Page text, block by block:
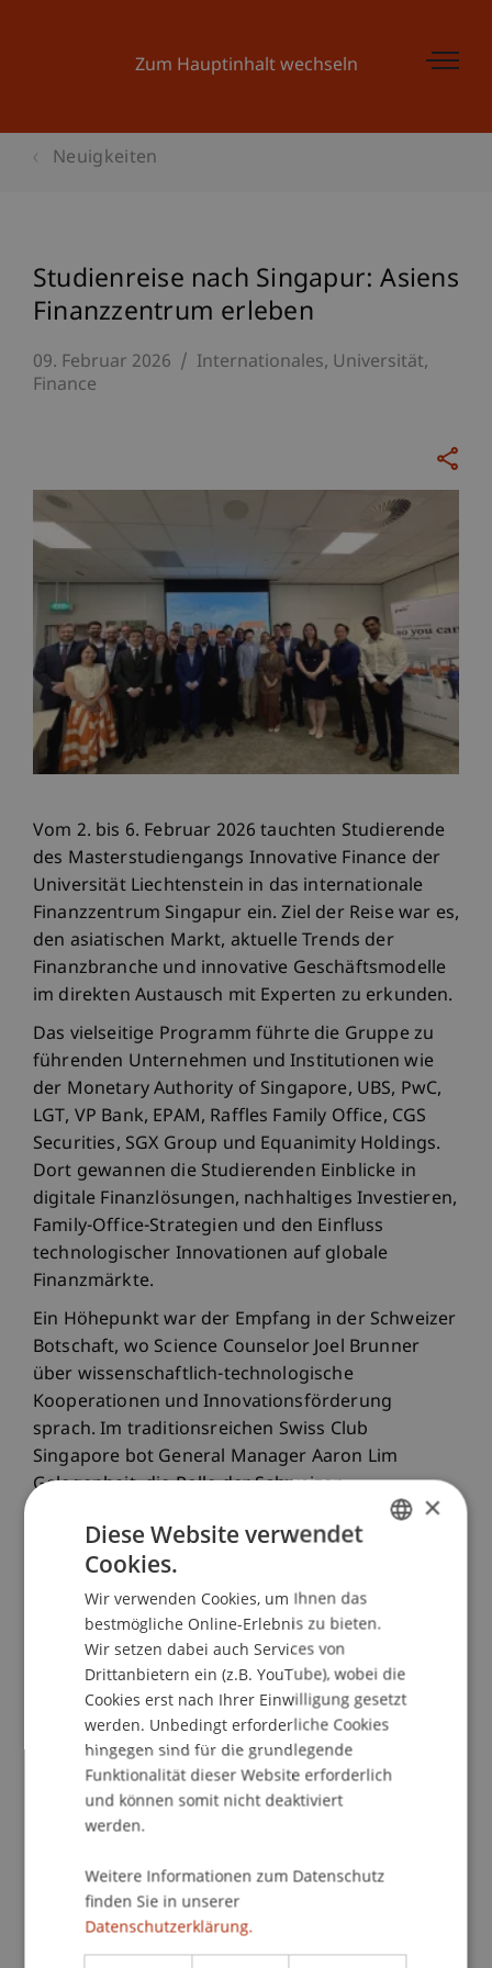
Zum Hauptinhalt wechseln
Neuigkeiten
Studienreise nach Singapur: Asiens
Finanzzentrum erleben
09. Februar 2026 Internationales Universität
Finance
Vom 2. bis 6. Februar 2026 tauchten Studierende
des Masterstudiengangs Innovative Finance der
Universität Liechtenstein in das internationale
Finanzzentrum Singapur ein. Ziel der Reise war es,
den asiatischen Markt, aktuelle Trends der
Finanzbranche und innovative Geschäftsmodelle
im direkten Austausch mit Experten zu erkunden.
Das vielseitige Programm führte die Gruppe zu
führenden Unternehmen und Institutionen wie
der Monetary Authority of Singapore, UBS, PwC,
LGT, VP Bank, EPAM, Raffles Family Office, CGS
Securities, SGX Group und Equanimity Holdings.
Dort gewannen die Studierenden Einblicke in
digitale Finanzlösungen, nachhaltiges Investieren,
Family-Office-Strategien und den Einfluss
technologischer Innovationen auf globale
Finanzmärkte.
Ein Höhepunkt war der Empfang in der Schweizer
Botschaft, wo Science Counselor Joel Brunner
über wissenschaftlich-technologische
Kooperationen und Innovationsförderung
sprach. Im traditionsreichen Swiss Club
Singapore bot General Manager Aaron Lim
Gelegenheit, die Rolle der Schweizer
Gemeinschaft in Singapur zu beleuchten. Den
Abschluss bildete ein Treffen mit Gerald Ong,
dem Honorarkonsul der Schweiz, der die
wirtschaftlichen Verbindungen zwischen beiden
Ländern erläuterte.
Trotz des dichten Programms blieb Raum für
Networking und interkulturelle Eindrücke – ganz
im Sinne des praxisnahen Lernansatzes des
Masterprogramms. Die Teilnehmenden kehrten
mit frischen Perspektiven, wertvollen Kontakten
und einem geschärften Blick auf die Chancen
innovativer Finanzlösungen im globalen Kontext
×
Diese Website verwendet
Cookies.
Wir verwenden Cookies, um Ihnen das
bestmögliche Online-Erlebnis zu bieten.
Wir setzen dabei auch Services von
Drittanbietern ein (z.B. YouTube), wobei die
Cookies erst nach Ihrer Einwilligung gesetzt
werden. Unbedingt erforderliche Cookies
hingegen sind für die grundlegende
Funktionalität dieser Website erforderlich
und können somit nicht deaktiviert
werden.
Weitere Informationen zum Datenschutz
finden Sie in unserer
Datenschutzerklärung.